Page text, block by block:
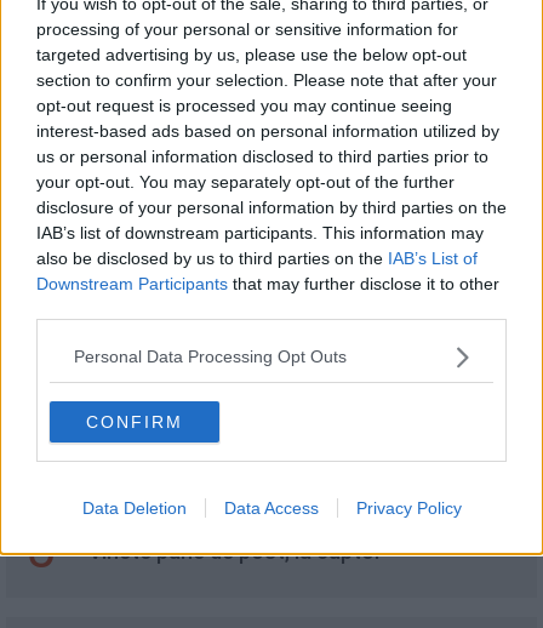
processing of your personal or sensitive information for
targeted advertising by us, please use the below opt-out
section to confirm your selection. Please note that after your
opt-out request is processed you may continue seeing
interest-based ads based on personal information utilized by
us or personal information disclosed to third parties prior to
your opt-out. You may separately opt-out of the further
disclosure of your personal information by third parties on the
IAB’s list of downstream participants. This information may
also be disclosed by us to third parties on the IAB’s List of
Downstream Participants that may further disclose it to other
Personal Data Processing Opt Outs
CONFIRM
Data Deletion Data Access Privacy Policy
Recomandări
1
Fursecuri cu fructe de pădure și bucăți de
ciocolată
2 Omletă cu urdă. Mic dejun rapid și sănătos
3
4
Branza Brie la cuptor, cu migdale si zahar
5 Vinete pane de post, la cuptor